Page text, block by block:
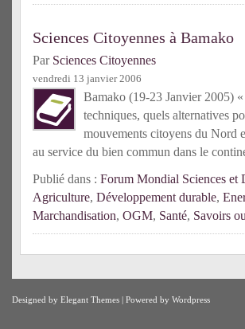
Sciences Citoyennes à Bamako
Par Sciences Citoyennes
vendredi 13 janvier 2006
Bamako (19-23 Janvier 2005) «
techniques, quels alternatives
mouvements citoyens du Nord
au service du bien commun dans le
Publié dans : Forum Mondial Sciences et
Agriculture, Développement durable,
Marchandisation, OGM, Santé, Savoirs
Designed by Elegant Themes | Powered by Wordpress